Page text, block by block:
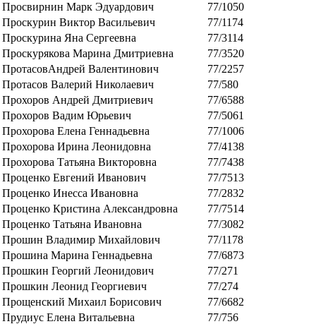
Просвирнин Марк Эдуардович
77/1050
Проскурин Виктор Васильевич
77/1174
Проскурина Яна Сергеевна
77/3114
Проскурякова Марина Дмитриевна
77/3520
ПротасовАндрей Валентинович
77/2257
Протасов Валерий Николаевич
77/580
Прохоров Андрей Дмитриевич
77/6588
Прохоров Вадим Юрьевич
77/5061
Прохорова Елена Геннадьевна
77/1006
Прохорова Ирина Леонидовна
77/4138
Прохорова Татьяна Викторовна
77/7438
Проценко Евгений Иванович
77/7513
Проценко Инесса Ивановна
77/2832
Проценко Кристина Александровна
77/7514
Проценко Татьяна Ивановна
77/3082
Прошин Владимир Михайлович
77/1178
Прошина Марина Геннадьевна
77/6873
Прошкин Георгий Леонидович
77/271
Прошкин Леонид Георгиевич
77/274
Прощенский Михаил Борисович
77/6682
Прудиус Елена Витальевна
77/756